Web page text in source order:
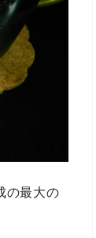
の最大の